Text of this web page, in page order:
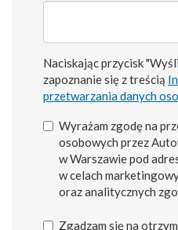
Naciskając przycisk
zapoznanie się z treścią
przetwarzania danych
Wyrażam zgodę na
osobowych przez
w Warszawie pod
w celach
oraz analitycznych
Zgadzam się na